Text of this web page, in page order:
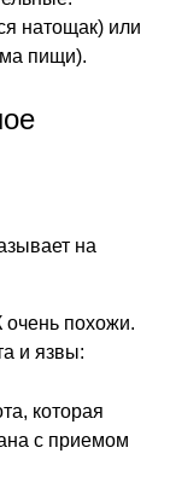
натощак) или
пищи).
на
похожи.
и язвы:
которая
с приемом